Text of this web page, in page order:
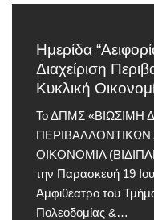
Ημερίδα
Διαχείριση
Κυκλική
Το ΔΠΜΣ «ΒΙΩΣΙΜΗ
ΠΕΡΙΒΑΛΛΟΝΤΙΚΩΝ
ΟΙΚΟΝΟΜΙΑ
την Παρασκευή 19
Αμφιθέατρο του
Πολεοδομίας &…